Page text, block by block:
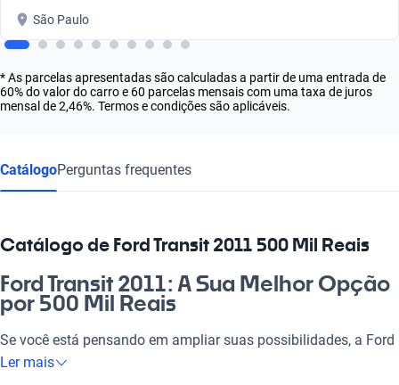
São Paulo
* As parcelas apresentadas são calculadas a partir de uma entrada de
60% do valor do carro e 60 parcelas mensais com uma taxa de juros
mensal de 2,46%. Termos e condições são aplicáveis.
CatálogoPerguntas frequentes
Catálogo de Ford Transit 2011 500 Mil Reais
Ford Transit 2011: A Sua Melhor Opção
por 500 Mil Reais
Se você está pensando em ampliar suas possibilidades, a Ford
Transit 2011 a 500 mil reais é uma escolha que vale a pena
Ler mais